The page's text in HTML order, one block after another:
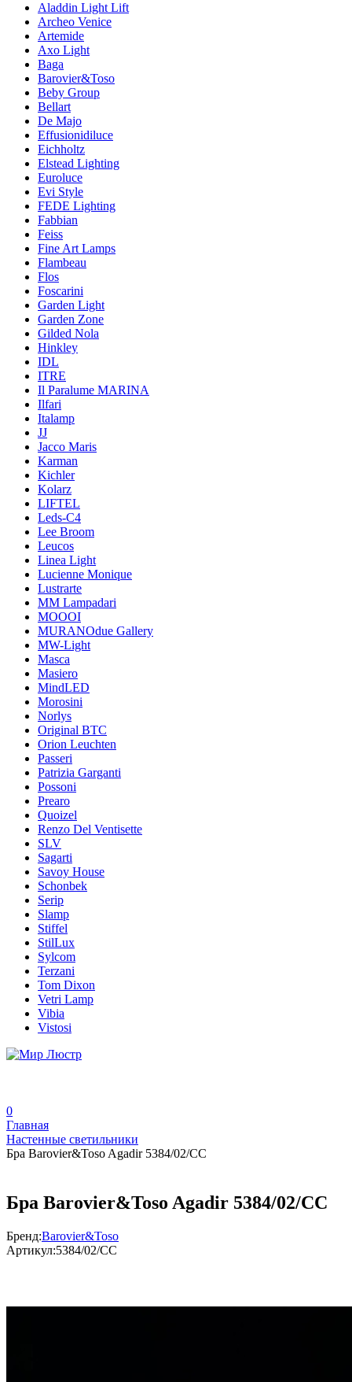
Aladdin Light Lift
Archeo Venice
Artemide
Axo Light
Baga
Barovier&Toso
Beby Group
Bellart
De Majo
Effusionidiluce
Eichholtz
Elstead Lighting
Euroluce
Evi Style
FEDE Lighting
Fabbian
Feiss
Fine Art Lamps
Flambeau
Flos
Foscarini
Garden Light
Garden Zone
Gilded Nola
Hinkley
IDL
ITRE
Il Paralume MARINA
Ilfari
Italamp
JJ
Jacco Maris
Karman
Kichler
Kolarz
LIFTEL
Leds-C4
Lee Broom
Leucos
Linea Light
Lucienne Monique
Lustrarte
MM Lampadari
MOOOI
MURANOdue Gallery
MW-Light
Masca
Masiero
MindLED
Morosini
Norlys
Original BTC
Orion Leuchten
Passeri
Patrizia Garganti
Possoni
Prearo
Quoizel
Renzo Del Ventisette
SLV
Sagarti
Savoy House
Schonbek
Serip
Slamp
Stiffel
StilLux
Sylcom
Terzani
Tom Dixon
Vetri Lamp
Vibia
Vistosi
0
Главная
Настенные светильники
Бра Barovier&Toso Agadir 5384/02/CC
Бра Barovier&Toso Agadir 5384/02/CC
Бренд:Barovier&Toso
Артикул:5384/02/CC